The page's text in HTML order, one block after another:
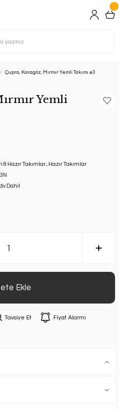
Çupra, Karagöz, Mırmır Yemli Takımı #3
Yemli
& Hazır Takımlar , Hazır Takımlar
Dahil
Ekle
Tavsiye Et Fiyat Alarmı